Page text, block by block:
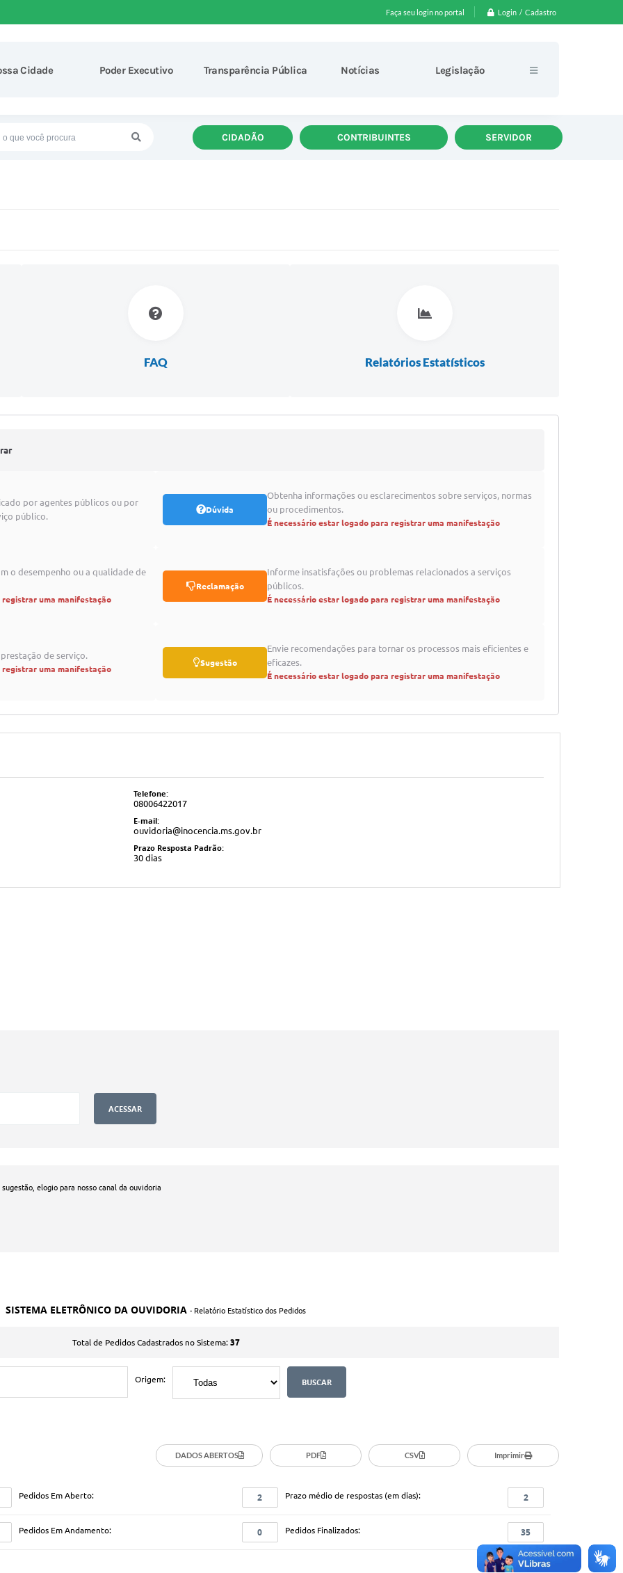
Faça seu login no portal Login / Cadastro
Cidade Poder Executivo Transparência Pública Notícias Legislação
CIDADÃO CONTRIBUINTES SERVIDOR
FAQ Relatórios Estatísticos
por agentes públicos ou por
público.
Dúvida
Obtenha informações ou esclarecimentos sobre serviços, normas
ou procedimentos.
É necessário estar logado para registrar uma manifestação
o desempenho ou a qualidade de
registrar uma manifestação
Reclamação
Informe insatisfações ou problemas relacionados a serviços
públicos.
É necessário estar logado para registrar uma manifestação
de serviço.
registrar uma manifestação
Sugestão
Envie recomendações para tornar os processos mais eficientes e
eficazes.
É necessário estar logado para registrar uma manifestação
Telefone:
08006422017
E-mail:
ouvidoria@inocencia.ms.gov.br
Prazo Resposta Padrão:
30 dias
elogio para nosso canal da ouvidoria
SISTEMA ELETRÔNICO DA OUVIDORIA - Relatório Estatístico dos Pedidos
Total de Pedidos Cadastrados no Sistema: 37
Origem:
DADOS ABERTOS PDF CSV Imprimir
Pedidos Em Aberto: 2 Prazo médio de respostas (em dias): 2
Pedidos Em Andamento: 0 Pedidos Finalizados: 35